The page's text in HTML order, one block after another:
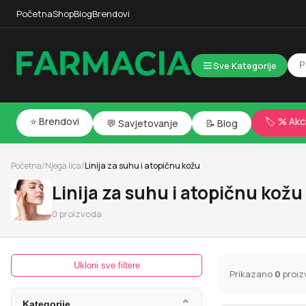
PočetnaShopBlogBrendovi
Sve Kategorije
⭐ Brendovi 💬 Savjetovanje 📝 Blog 🏷️ %
Početna/Njega lica/Linija za suhu i atopičnu kožu
Linija za suhu i atopičnu kožu
0 proizvoda
Ukloni sve filtere
Prikazano 0